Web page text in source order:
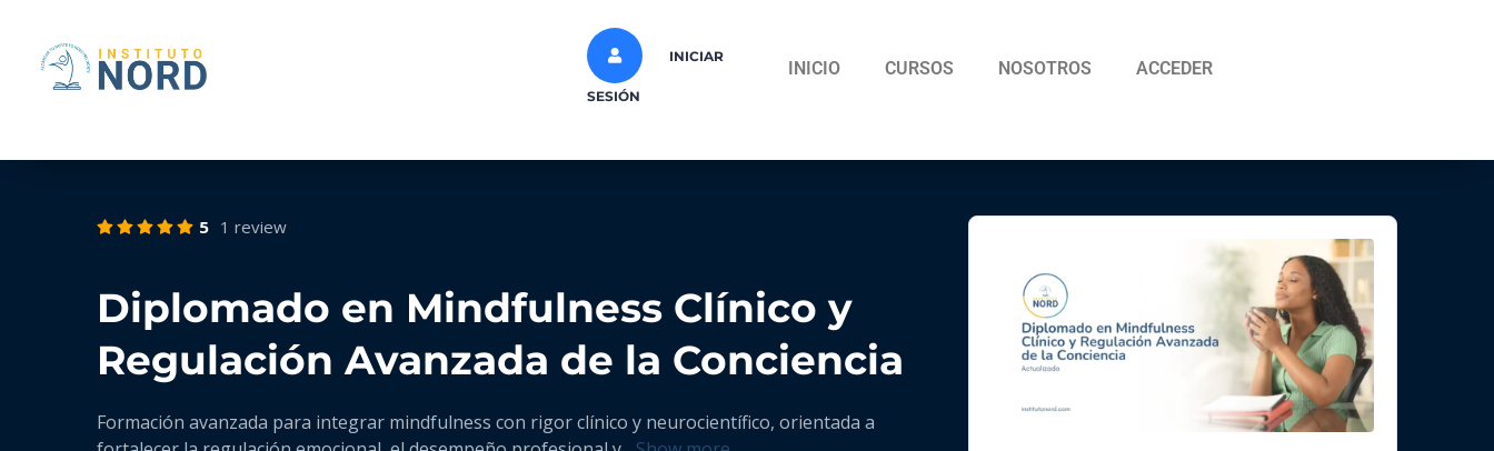
INICIAR
SESIÓN
INICIO CURSOS NOSOTROS ACCEDER
5 1 review
Diplomado en Mindfulness Clínico y
Regulación Avanzada de la Conciencia
Formación avanzada para integrar mindfulness con rigor clínico y neurocientífico, orientada a